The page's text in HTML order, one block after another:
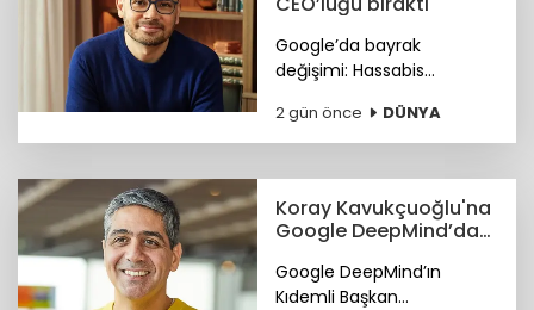
Google’da bayrak
değişimi: Hassabis
2 gün önce DÜNYA
Koray Kavukçuoğlu'na
Google DeepMind’da
Google DeepMind’ın
Kıdemli Başkan